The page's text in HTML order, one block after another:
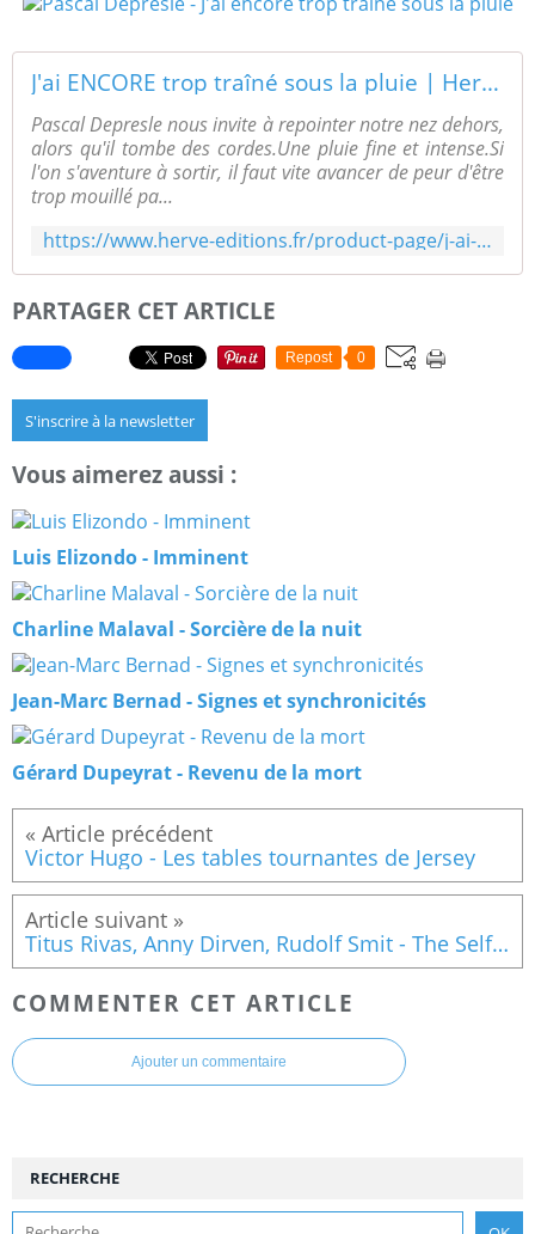
J'ai ENCORE trop traîné sous la pluie | Herve-editions
Pascal Depresle nous invite à repointer notre nez dehors,
alors qu'il tombe des cordes.Une pluie fine et intense.Si
l'on s'aventure à sortir, il faut vite avancer de peur d'être
trop mouillé pa...
https://www.herve-editions.fr/product-page/j-ai-encore-trop-tra%C3%AEn%C3%A9-sous-la-pluie
PARTAGER CET ARTICLE
Repost 0
S'inscrire à la newsletter
Vous aimerez aussi :
Luis Elizondo - Imminent
Charline Malaval - Sorcière de la nuit
Jean-Marc Bernad - Signes et synchronicités
Gérard Dupeyrat - Revenu de la mort
Victor Hugo - Les tables tournantes de Jersey
Titus Rivas, Anny Dirven, Rudolf Smit - The Self Does Not Die
COMMENTER CET ARTICLE
Ajouter un commentaire
RECHERCHE